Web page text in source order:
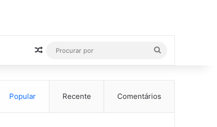
Artigo aleatório
por
Popular Recente Comentários